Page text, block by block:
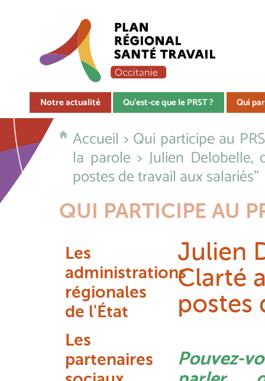
Notre actualité Qu'est-ce que le PRST ? Qui
Accueil > Qui participe au
la parole > Julien
postes de travail aux salariés"
QUI PARTICIPE AU
Les
administrations
régionales
de l'État
Les
partenaires
Julien
Clarté
postes
Pouvez-